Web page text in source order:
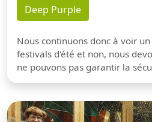
Deep Purple
Nous continuons donc à voir
festivals d'été et non, nous
ne pouvons pas garantir la